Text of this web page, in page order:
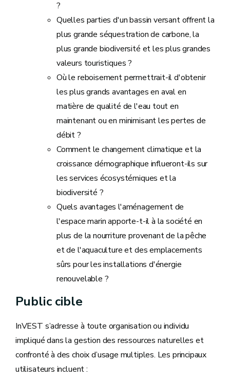
?
Quelles parties d'un bassin versant offrent la
plus grande séquestration de carbone, la
plus grande biodiversité et les plus grandes
valeurs touristiques ?
Où le reboisementpermettrait-ild'obtenir
les plus grands avantages en aval en
matière de qualité de l'eau tout en
maintenant ou en minimisant les pertes de
débit ?
Comment le changement climatique et la
croissance démographique influeront-ils sur
les services écosystémiques et la
biodiversité ?
Quels avantages l'aménagement de
l'espace marin apporte-t-il à la société en
plus de la nourriture provenant de la pêche
et de l'aquaculture et des emplacements
sûrs pour les installations d'énergie
renouvelable ?
Public cible
InVEST s’adresse à toute organisation ou individu
impliqué dans la gestion des ressources naturelles et
confronté à des choix d’usage multiples. Les principaux
utilisateurs incluent :